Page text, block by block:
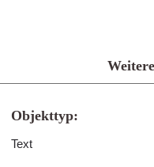
Objekttyp:
Text